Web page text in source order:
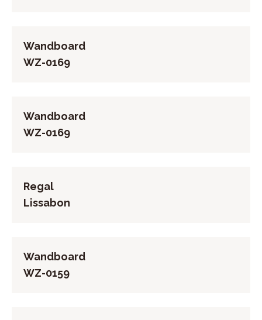
Wandboard
WZ-0169
Wandboard
WZ-0169
Regal
Lissabon
Wandboard
WZ-0159